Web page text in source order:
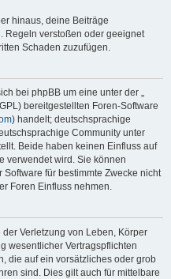
hinaus, deine Beiträge
Regeln verstoßen oder geeignet
Schaden zuzufügen.
bei phpBB um eine unter der „
bereitgestellten Foren-Software
) handelt; deutschsprachige
Community unter
Beide haben keinen Einfluss auf
verwendet wird. Sie können
für bestimmte Zwecke nicht
Foren Einfluss nehmen.
Verletzung von Leben, Körper
wesentlicher Vertragspflichten
die auf ein vorsätzliches oder grob
sind. Dies gilt auch für mittelbare